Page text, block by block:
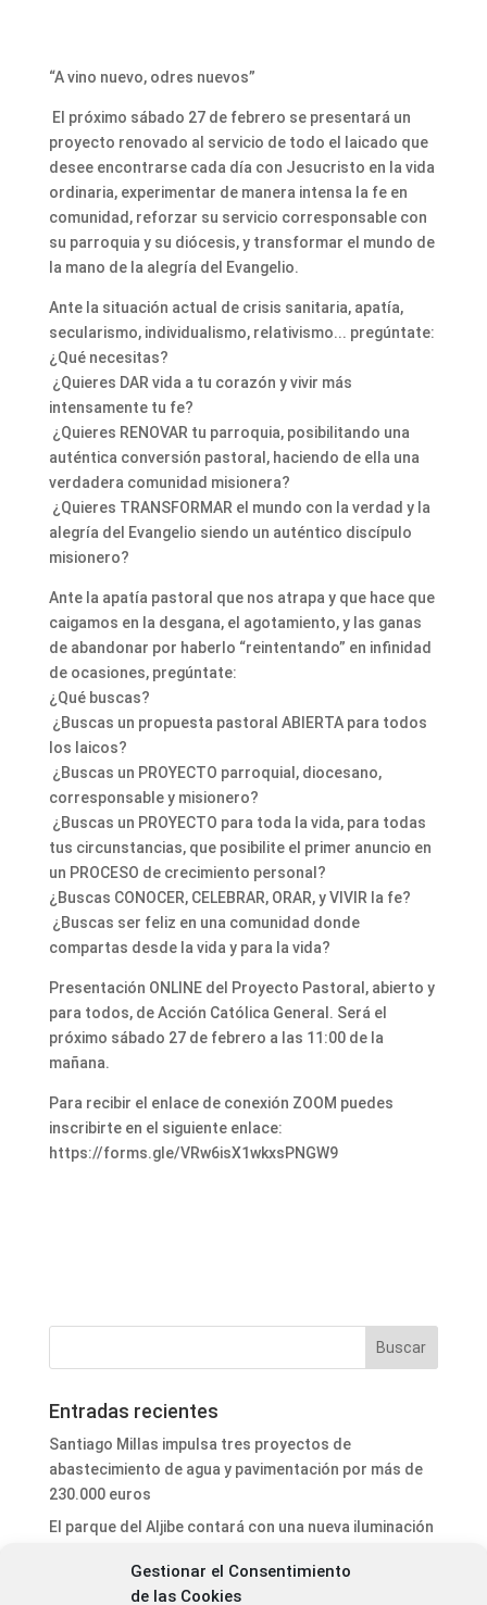
Gestionar el Consentimiento
de las Cookies
“A vino nuevo, odres nuevos”
El próximo sábado 27 de febrero se presentará un
proyecto renovado al servicio de todo el laicado que
desee encontrarse cada día con Jesucristo en la vida
ordinaria, experimentar de manera intensa la fe en
comunidad, reforzar su servicio corresponsable con
su parroquia y su diócesis, y transformar el mundo de
la mano de la alegría del Evangelio.
Ante la situación actual de crisis sanitaria, apatía,
secularismo, individualismo, relativismo... pregúntate:
¿Qué necesitas?
¿Quieres DAR vida a tu corazón y vivir más
intensamente tu fe?
¿Quieres RENOVAR tu parroquia, posibilitando una
auténtica conversión pastoral, haciendo de ella una
verdadera comunidad misionera?
¿Quieres TRANSFORMAR el mundo con la verdad y la
alegría del Evangelio siendo un auténtico discípulo
misionero?
Ante la apatía pastoral que nos atrapa y que hace que
caigamos en la desgana, el agotamiento, y las ganas
de abandonar por haberlo “reintentando” en infinidad
de ocasiones, pregúntate:
¿Qué buscas?
¿Buscas un propuesta pastoral ABIERTA para todos
los laicos?
¿Buscas un PROYECTO parroquial, diocesano,
corresponsable y misionero?
¿Buscas un PROYECTO para toda la vida, para todas
tus circunstancias, que posibilite el primer anuncio en
un PROCESO de crecimiento personal?
¿Buscas CONOCER, CELEBRAR, ORAR, y VIVIR la fe?
¿Buscas ser feliz en una comunidad donde
compartas desde la vida y para la vida?
Presentación ONLINE del Proyecto Pastoral, abierto y
para todos, de Acción Católica General. Será el
próximo sábado 27 de febrero a las 11:00 de la
mañana.
Para recibir el enlace de conexión ZOOM puedes
inscribirte en el siguiente enlace:
https://forms.gle/VRw6isX1wkxsPNGW9
Entradas recientes
Santiago Millas impulsa tres proyectos de
abastecimiento de agua y pavimentación por más de
230.000 euros
El parque del Aljibe contará con una nueva iluminación